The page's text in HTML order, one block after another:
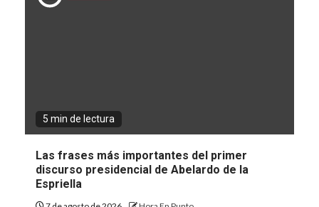
5 min de lectura
Las frases más importantes del primer
discurso presidencial de Abelardo de la
Espriella